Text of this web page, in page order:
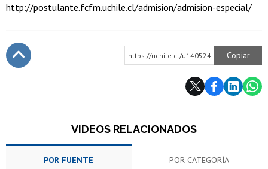
http://postulante.fcfm.uchile.cl/admision/admision-especial/
https://uchile.cl/u140524 Copiar
VIDEOS RELACIONADOS
POR FUENTE POR CATEGORÍA